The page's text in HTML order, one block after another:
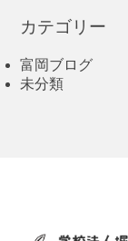
カテゴリー
富岡ブログ
未分類